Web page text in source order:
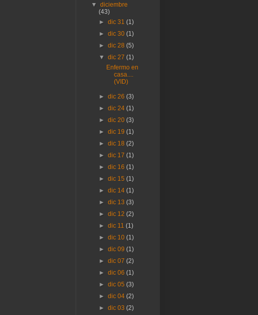
▼diciembre
(43)
► dic 31 (1)
► dic 30 (1)
► dic 28 (5)
▼ dic 27 (1)
Enfermo en
casa....
(VID)
► dic 26 (3)
► dic 24 (1)
► dic 20 (3)
► dic 19 (1)
► dic 18 (2)
► dic 17 (1)
► dic 16 (1)
► dic 15 (1)
► dic 14 (1)
► dic 13 (3)
► dic 12 (2)
► dic 11 (1)
► dic 10 (1)
► dic 09 (1)
► dic 07 (2)
► dic 06 (1)
► dic 05 (3)
► dic 04 (2)
► dic 03 (2)